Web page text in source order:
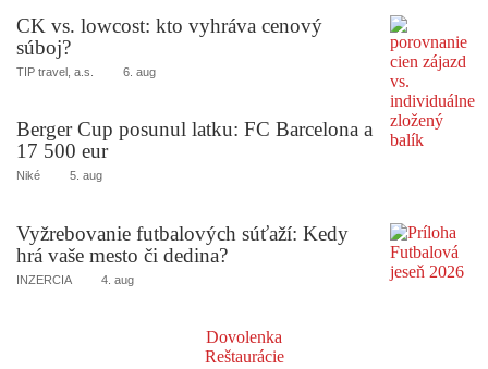
CK vs. lowcost: kto vyhráva cenový
súboj?
TIP travel, a.s. 6. aug
Berger Cup posunul latku: FC Barcelona a
17 500 eur
Niké 5. aug
Vyžrebovanie futbalových súťaží: Kedy
hrá vaše mesto či dedina?
INZERCIA 4. aug
Dovolenka
Reštaurácie